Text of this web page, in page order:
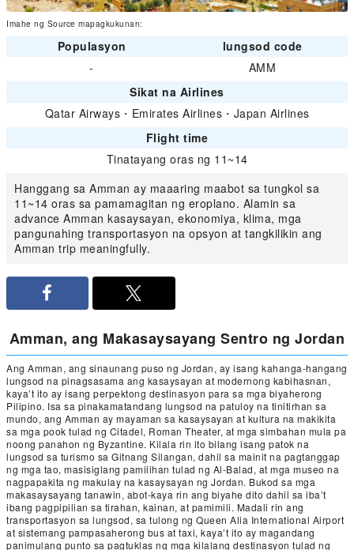
Imahe ng Source mapagkukunan:
Populasyon
lungsod code
-
AMM
Sikat na Airlines
Qatar Airways ・ Emirates Airlines ・ Japan Airlines
Flight time
Tinatayang oras ng 11~14
Hanggang sa Amman ay maaaring maabot sa tungkol sa
11~14 oras sa pamamagitan ng eroplano. Alamin sa
advance Amman kasaysayan, ekonomiya, klima, mga
pangunahing transportasyon na opsyon at tangkilikin ang
Amman trip meaningfully.
Amman, ang Makasaysayang Sentro ng Jordan
Ang Amman, ang sinaunang puso ng Jordan, ay isang kahanga-hangang
lungsod na pinagsasama ang kasaysayan at modernong kabihasnan,
kaya’t ito ay isang perpektong destinasyon para sa mga biyaherong
Pilipino. Isa sa pinakamatandang lungsod na patuloy na tinitirhan sa
mundo, ang Amman ay mayaman sa kasaysayan at kultura na makikita
sa mga pook tulad ng Citadel, Roman Theater, at mga simbahan mula pa
noong panahon ng Byzantine. Kilala rin ito bilang isang patok na
lungsod sa turismo sa Gitnang Silangan, dahil sa mainit na pagtanggap
ng mga tao, masisiglang pamilihan tulad ng Al-Balad, at mga museo na
nagpapakita ng makulay na kasaysayan ng Jordan. Bukod sa mga
makasaysayang tanawin, abot-kaya rin ang biyahe dito dahil sa iba’t
ibang pagpipilian sa tirahan, kainan, at pamimili. Madali rin ang
transportasyon sa lungsod, sa tulong ng Queen Alia International Airport
at sistemang pampasaherong bus at taxi, kaya’t ito ay magandang
panimulang punto sa pagtuklas ng mga kilalang destinasyon tulad ng